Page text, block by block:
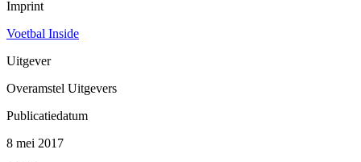
Imprint
Voetbal Inside
Uitgever
Overamstel Uitgevers
Publicatiedatum
8 mei 2017